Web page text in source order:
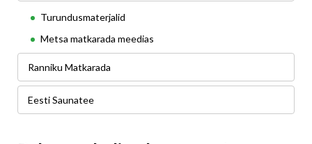
Turundusmaterjalid
Metsa matkarada meedias
Ranniku Matkarada
Eesti Saunatee